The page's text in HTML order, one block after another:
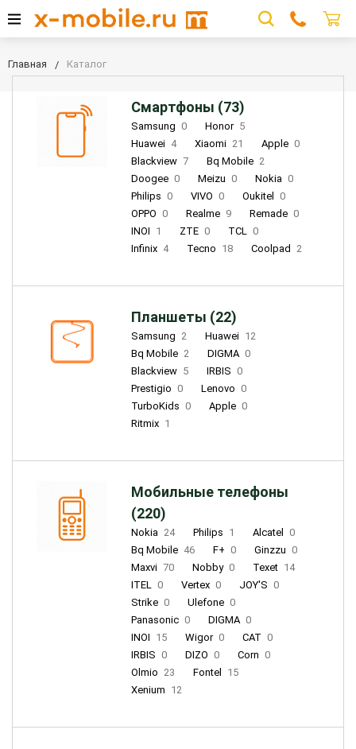
Главная Каталог
Смартфоны (73)
Samsung 0 Honor 5
Huawei 4 Xiaomi 21 Apple 0
Blackview 7 Bq Mobile 2
Doogee 0 Meizu 0 Nokia 0
Philips 0 VIVO 0 Oukitel
0
OPPO 0 Realme 9 Remade 0
INOI 1 ZTE 0 TCL 0
Infinix 4 Tecno 18 Coolpad 2
Планшеты (22)
Samsung 2 Huawei 12
Bq Mobile 2 DIGMA 0
Blackview 5 IRBIS 0
Prestigio 0 Lenovo 0
TurboKids 0 Apple 0
Ritmix 1
Мобильные телефоны
(220)
Nokia 24 Philips 1 Alcatel
0
Bq Mobile 46 F+ 0 Ginzzu 0
Maxvi 70 Nobby 0 Texet 14
ITEL 0 Vertex 0 JOY'S 0
Strike 0 Ulefone 0
Panasonic 0 DIGMA 0
INOI 15 Wigor 0 CAT 0
IRBIS 0 DIZO 0 Corn 0
Olmio 23 Fontel
15
Xenium 12